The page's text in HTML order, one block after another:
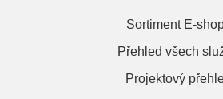
Sortiment E-
Přehled všech
Projektový